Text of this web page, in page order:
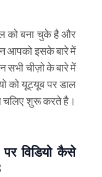
को बना चुके है और
आपको इसके बारे में
सभी चीज़ो के बारे में
को यूट्यूब पर डाल
चलिए शुरू करते है।
विडियो कैसे